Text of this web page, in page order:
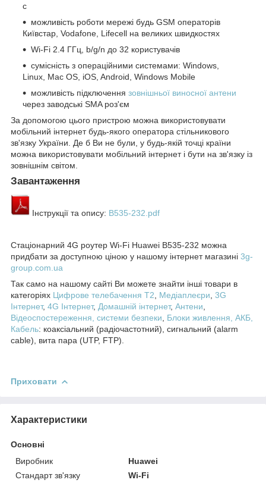
с
можливість роботи мережі будь GSM операторів
Київстар, Vodafone, Lifecell на великих швидкостях
Wi-Fi 2.4 ГГц, b/g/n до 32 користувачів
сумісність з операційними системами: Windows,
Linux, Mac OS, iOS, Android, Windows Mobile
можливість підключення зовнішньої виносної антени
через заводські SMA роз'єм
За допомогою цього пристрою можна використовувати
мобільний інтернет будь-якого оператора стільникового
зв'язку України. Де б Ви не були, у будь-якій точці країни
можна використовувати мобільний інтернет і бути на зв'язку із
зовнішнім світом.
Завантаження
Інструкції та опису: B535-232.pdf
Стаціонарний 4G роутер Wi-Fi Huawei B535-232 можна
придбати за доступною ціною у нашому інтернет магазині 3g-
group.com.ua
Так само на нашому сайті Ви можете знайти інші товари в
категоріях Цифрове телебачення T2 Медіаплеєри 3G
Інтернет, 4G Інтернет, Домашній інтернет, Антени
Відеоспостереження, системи безпеки
Блоки живлення, АКБ,
Кабель: коаксіальний (радіочастотний), сигнальний (alarm
cable), вита пара (UTP, FTP).
Приховати
Характеристики
Основні
Виробник
Huawei
Стандарт зв'язку
Wi-Fi